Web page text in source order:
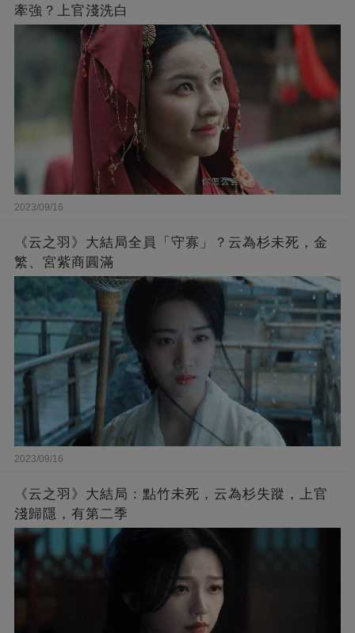
牽強？上官淺洗白
2023/09/16
《云之羽》大結局全員「守寡」？云為杉未死，金
繁、宮紫商圓滿
2023/09/16
《云之羽》大結局：點竹未死，云為杉失蹤，上官
淺歸隱，有第二季